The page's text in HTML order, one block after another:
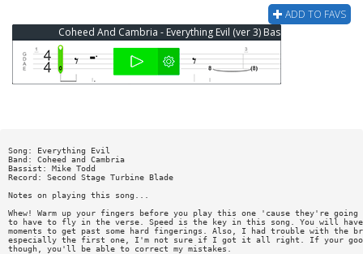
ADD TO FAVS
Coheed And Cambria - Everything Evil (ver 3) Bass Tab
Song: Everything Evil
Band: Coheed and Cambria
Bassist: Mike Todd
Record: Second Stage Turbine Blade
Notes on playing this song...
Whew! Warm up your fingers before you play this one 'cause they're going
to have to fly in the verse. Speed is the key in this song. You will
moments to get past some hard fingerings. Also, I had trouble with the
especially the first one, I'm not sure if I got it all right. If your good
though, you'll be able to correct my mistakes.